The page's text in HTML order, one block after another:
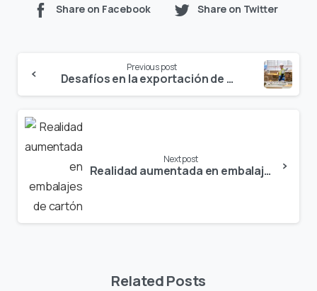
Share on Facebook Share on Twitter
Reading
Previous post
Desafíos en la exportación de maquinaria para hacer cajas de cartón
Next post
Realidad aumentada en embalajes de cartón
Related Posts